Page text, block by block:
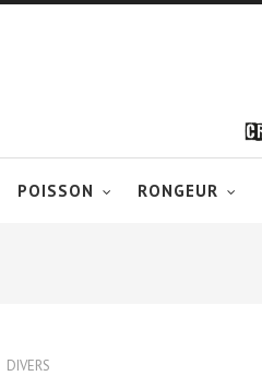
POISSON RONGEUR
DIVERS